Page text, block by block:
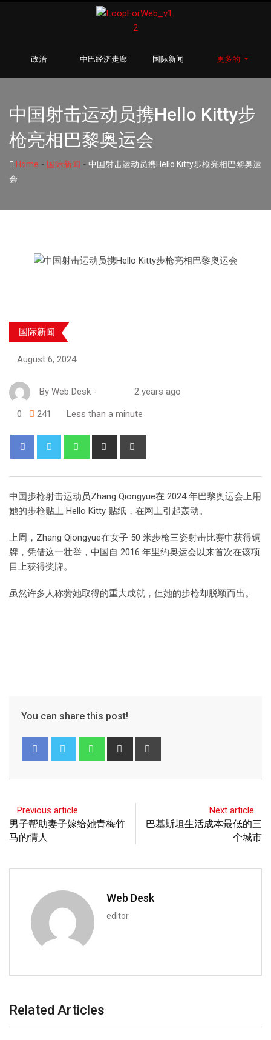
政治 中巴经济走廊 国际新闻 更多的
中国射击运动员携Hello Kitty步
枪亮相巴黎奥运会
Home - 国际新闻 - 中国射击运动员携Hello Kitty步枪亮相巴黎奥运
会
国际新闻
August 6, 2024
By Web Desk - 2 years ago
0 241 Less than a minute
中国步枪射击运动员Zhang Qiongyue在 2024 年巴黎奥运会上用
她的步枪贴上 Hello Kitty 贴纸，在网上引起轰动。
上周，Zhang Qiongyue在女子 50 米步枪三姿射击比赛中获得铜
牌，凭借这一壮举，中国自 2016 年里约奥运会以来首次在该项
目上获得奖牌。
虽然许多人称赞她取得的重大成就，但她的步枪却脱颖而出。
You can share this post!
Previous article
男子帮助妻子嫁给她青梅竹
马的情人
Next article
巴基斯坦生活成本最低的三
个城市
Web Desk
editor
Related Articles